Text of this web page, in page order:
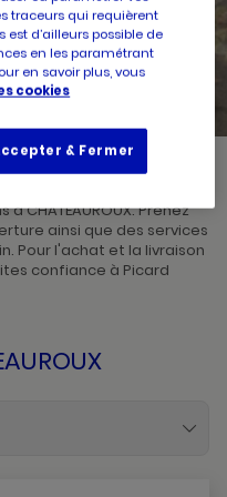
UN
POINT
DE
VENTE
PICARD
CHATEAUROUX. Prenez
ainsi que des services
Pour l'achat et la livraison
confiance à Picard
traceurs qui requièrent
d’ailleurs possible de
en les paramétrant
en savoir plus, vous
cookies
& Fermer